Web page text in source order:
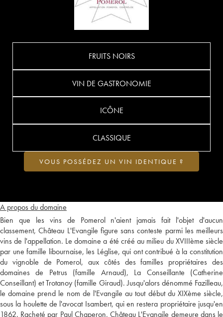
A propos du domaine
Bien que les vins de Pomerol n'aient jamais fait l'objet d'aucun
classement, Château L'Evangile figure sans conteste parmi les meilleurs
vins de l'appellation. Le domaine a été créé au milieu du XVIIIème siècle
par une famille libournaise, les Léglise, qui ont contribué à la constitution
du vignoble de Pomerol, aux côtés des familles propriétaires des
domaines de Petrus (famille Arnaud), La Conseillante (Catherine
Conseillant) et Trotanoy (famille Giraud). Jusqu'alors dénommé Fazilleau,
le domaine prend le nom de l'Evangile au tout début du XIXème siècle,
sous la houlette de l'avocat Isambert, qui en restera propriétaire jusqu'en
1862. Racheté par Paul Chaperon, Château L'Evangile demeure dans le
FRUITS NOIRS
VIN DE GASTRONOMIE
ICÔNE
CLASSIQUE
VOUS POSSÉDEZ UN VIN IDENTIQUE ?